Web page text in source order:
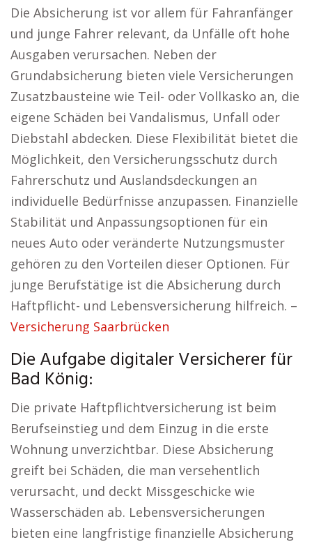
Die Absicherung ist vor allem für Fahranfänger
und junge Fahrer relevant, da Unfälle oft hohe
Ausgaben verursachen. Neben der
Grundabsicherung bieten viele Versicherungen
Zusatzbausteine wie Teil- oder Vollkasko an, die
eigene Schäden bei Vandalismus, Unfall oder
Diebstahl abdecken. Diese Flexibilität bietet die
Möglichkeit, den Versicherungsschutz durch
Fahrerschutz und Auslandsdeckungen an
individuelle Bedürfnisse anzupassen. Finanzielle
Stabilität und Anpassungsoptionen für ein
neues Auto oder veränderte Nutzungsmuster
gehören zu den Vorteilen dieser Optionen. Für
junge Berufstätige ist die Absicherung durch
Haftpflicht- und Lebensversicherung hilfreich. –
Versicherung Saarbrücken
Die Aufgabe digitaler Versicherer für
Bad König:
Die private Haftpflichtversicherung ist beim
Berufseinstieg und dem Einzug in die erste
Wohnung unverzichtbar. Diese Absicherung
greift bei Schäden, die man versehentlich
verursacht, und deckt Missgeschicke wie
Wasserschäden ab. Lebensversicherungen
bieten eine langfristige finanzielle Absicherung